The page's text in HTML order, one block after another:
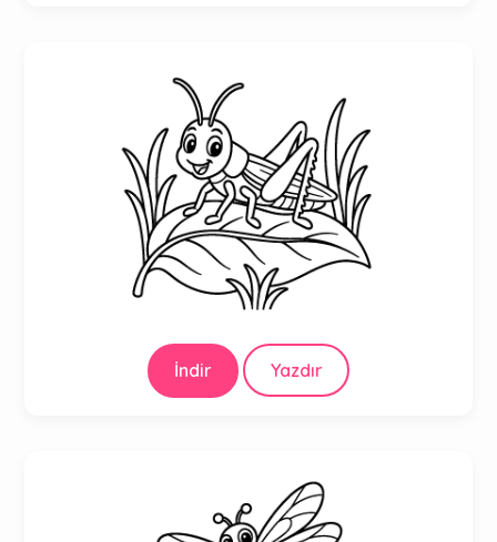
İndir Yazdır